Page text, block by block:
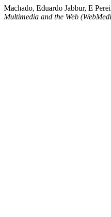
Machado, Eduardo Jabbur, E
Multimedia and the Web